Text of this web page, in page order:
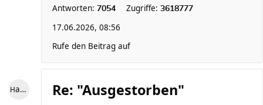
Antworten: 7054 Zugriffe: 3618777
17.06.2026, 08:56
Rufe den Beitrag auf
Harriersand reloaded Re: "Ausgestorben"